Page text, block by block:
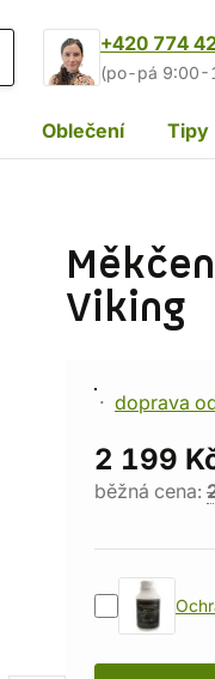
+420 774
(po-pá 9:00-
Oblečení Tipy
Viking
doprava
2 199
běžná cena: